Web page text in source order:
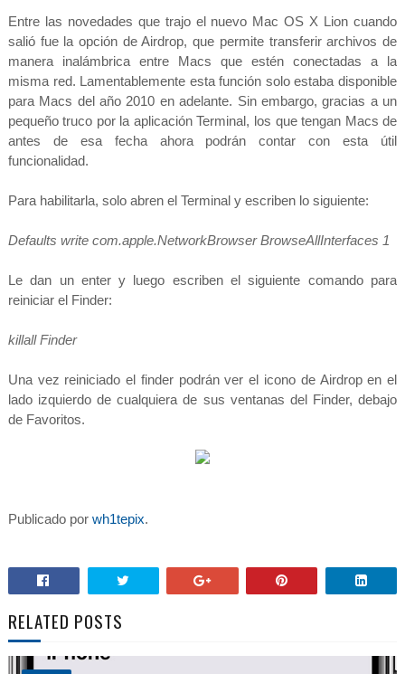
Entre las novedades que trajo el nuevo Mac OS X Lion cuando
salió fue la opción de Airdrop, que permite transferir archivos de
manera inalámbrica entre Macs que estén conectadas a la
misma red. Lamentablemente esta función solo estaba disponible
para Macs del año 2010 en adelante. Sin embargo, gracias a un
pequeño truco por la aplicación Terminal, los que tengan Macs de
antes de esa fecha ahora podrán contar con esta útil
funcionalidad.
Para habilitarla, solo abren el Terminal y escriben lo siguiente:
Defaults write com.apple.NetworkBrowser BrowseAllInterfaces 1
Le dan un enter y luego escriben el siguiente comando para
reiniciar el Finder:
killall Finder
Una vez reiniciado el finder podrán ver el icono de Airdrop en el
lado izquierdo de cualquiera de sus ventanas del Finder, debajo
de Favoritos.
Publicado por wh1tepix.
RELATED POSTS